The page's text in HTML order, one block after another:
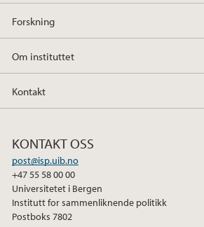
Forskning
Om instituttet
Kontakt
KONTAKT OSS
post@isp.uib.no
+47 55 58 00 00
Universitetet i Bergen
Institutt for sammenliknende politikk
Postboks 7802